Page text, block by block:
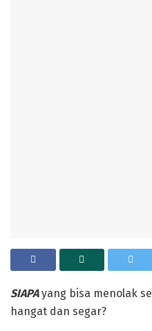
SIAPAyang bisa menolak
hangat dan segar?